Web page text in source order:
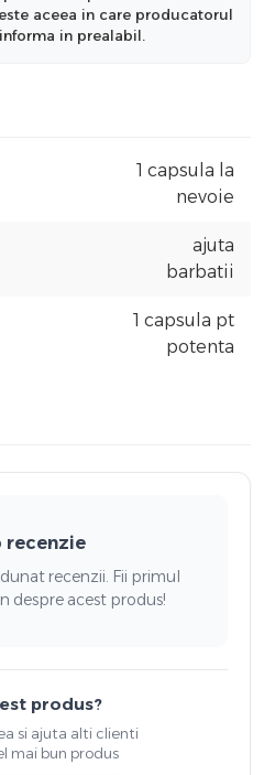
aceea in care producatorul
in prealabil.
1 capsula la
nevoie
ajuta
barbatii
1 capsula pt
potenta
recenzie
recenzii. Fii primul
despre acest produs!
produs?
si ajuta alti clienti
mai bun produs